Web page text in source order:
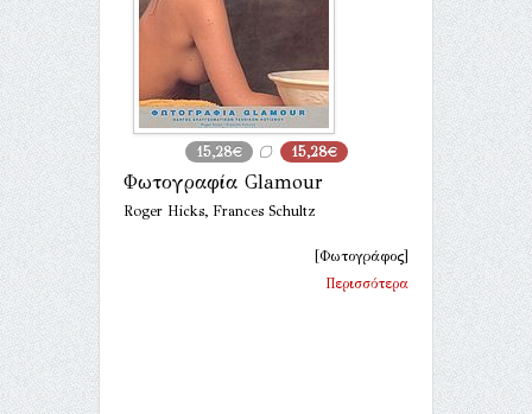
15,28€ 15,28€
Φωτογραφία Glamour
Roger Hicks, Frances Schultz
[Φωτογράφος]
Περισσότερα